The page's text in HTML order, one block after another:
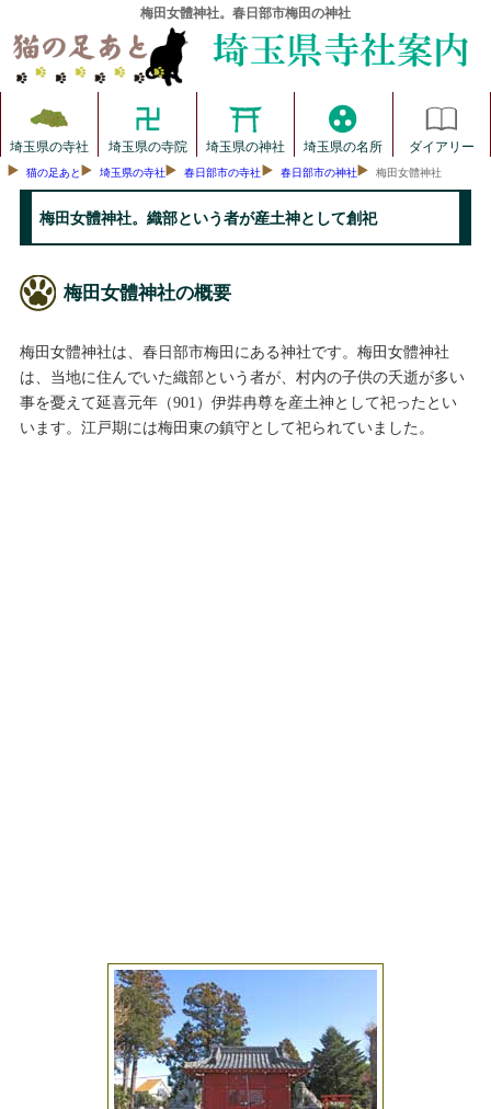
梅田女體神社。春日部市梅田の神社
埼玉県の寺社 埼玉県の寺院 埼玉県の神社 埼玉県の名所 ダイアリー
猫の足あと 埼玉県の寺社 春日部市の寺社 春日部市の神社 梅田女體神社
梅田女體神社。織部という者が産土神として創祀
梅田女體神社の概要
梅田女體神社は、春日部市梅田にある神社です。梅田女體神社
は、当地に住んでいた織部という者が、村内の子供の夭逝が多い
事を憂えて延喜元年（901）伊弉冉尊を産土神として祀ったとい
います。江戸期には梅田東の鎮守として祀られていました。